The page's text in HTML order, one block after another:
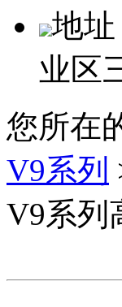
地
业区
您所在
V9系列
V9系列